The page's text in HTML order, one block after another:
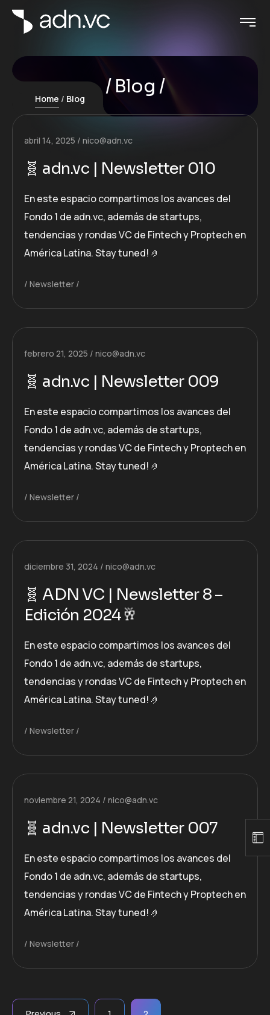
Blog
Home Blog
abril 14, 2025 nico@adn.vc
🧬 adn.vc | Newsletter 010
En este espacio compartimos los avances del
Fondo 1 de adn.vc, además de startups,
tendencias y rondas VC de Fintech y Proptech en
América Latina. Stay tuned! 🤌
Newsletter
febrero 21, 2025 nico@adn.vc
🧬 adn.vc | Newsletter 009
En este espacio compartimos los avances del
Fondo 1 de adn.vc, además de startups,
tendencias y rondas VC de Fintech y Proptech en
América Latina. Stay tuned! 🤌
Newsletter
diciembre 31, 2024 nico@adn.vc
🧬 ADN VC | Newsletter 8 –
Edición 2024🥂
En este espacio compartimos los avances del
Fondo 1 de adn.vc, además de startups,
tendencias y rondas VC de Fintech y Proptech en
América Latina. Stay tuned! 🤌
Newsletter
noviembre 21, 2024 nico@adn.vc
🧬 adn.vc | Newsletter 007
En este espacio compartimos los avances del
Fondo 1 de adn.vc, además de startups,
tendencias y rondas VC de Fintech y Proptech en
América Latina. Stay tuned! 🤌
Newsletter